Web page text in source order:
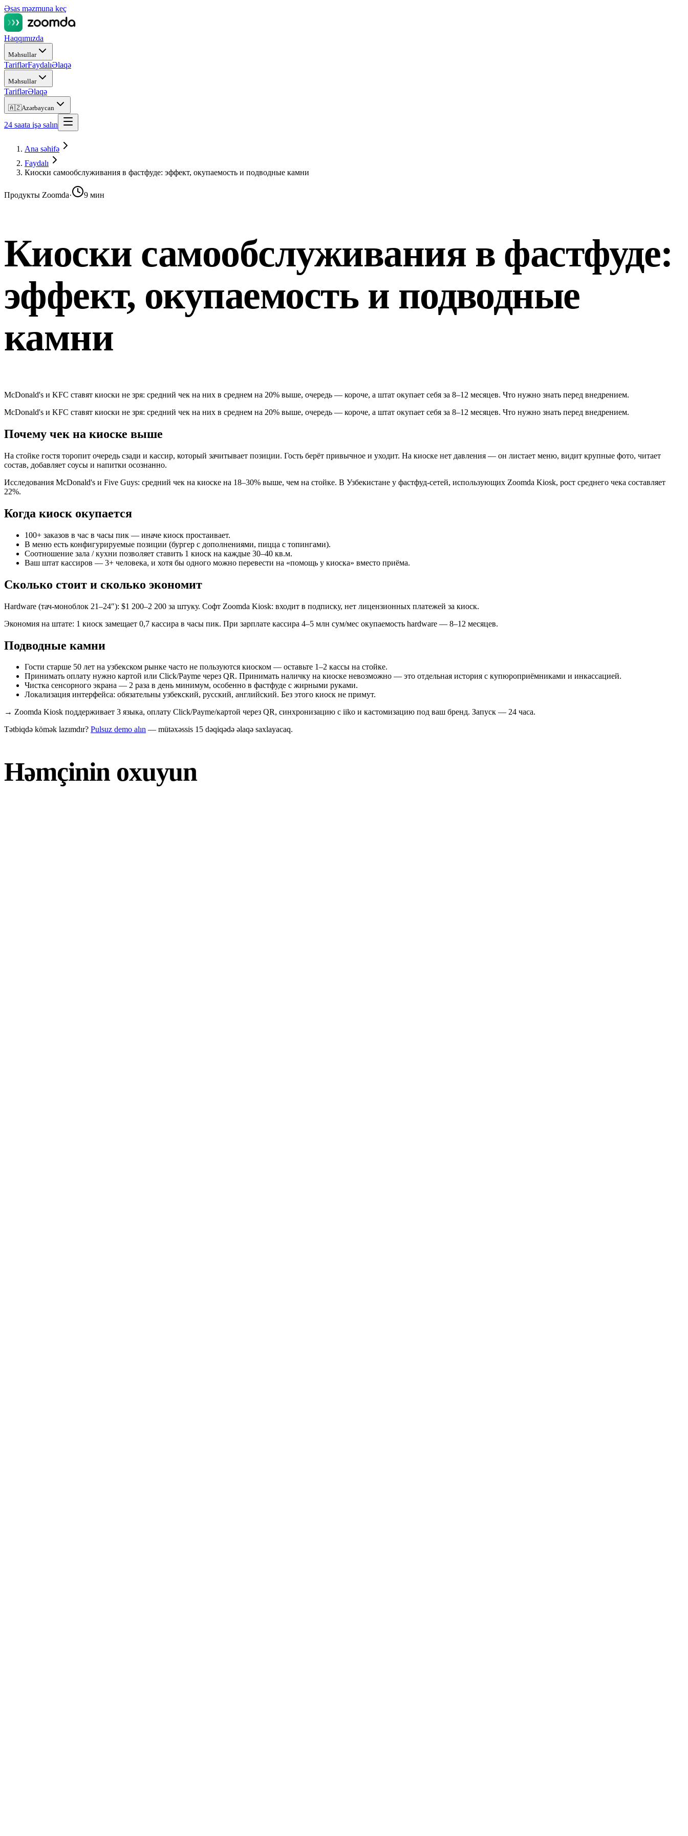
Əsas məzmuna keç
Haqqımızda
Məhsullar
TariflərFaydalıƏlaqə
Məhsullar
TariflərƏlaqə
🇦🇿Azərbaycan
24 saata işə salın
Ana səhifə
Faydalı
Киоски самообслуживания в фастфуде: эффект, окупаемость и подводные камни
Продукты Zoomda· 9 мин
Киоски самообслуживания в фастфуде:
эффект, окупаемость и подводные
камни
McDonald's и KFC ставят киоски не зря: средний чек на них в среднем на 20% выше, очередь — короче, а штат окупает себя за 8–12 месяцев. Что нужно знать перед внедрением.
McDonald's и KFC ставят киоски не зря: средний чек на них в среднем на 20% выше, очередь — короче, а штат окупает себя за 8–12 месяцев. Что нужно знать перед внедрением.
Почему чек на киоске выше
На стойке гостя торопит очередь сзади и кассир, который зачитывает позиции. Гость берёт привычное и уходит. На киоске нет давления — он листает меню, видит крупные фото, читает
состав, добавляет соусы и напитки осознанно.
Исследования McDonald's и Five Guys: средний чек на киоске на 18–30% выше, чем на стойке. В Узбекистане у фастфуд-сетей, использующих Zoomda Kiosk, рост среднего чека составляет
22%.
Когда киоск окупается
100+ заказов в час в часы пик — иначе киоск простаивает.
В меню есть конфигурируемые позиции (бургер с дополнениями, пицца с топингами).
Соотношение зала / кухни позволяет ставить 1 киоск на каждые 30–40 кв.м.
Ваш штат кассиров — 3+ человека, и хотя бы одного можно перевести на «помощь у киоска» вместо приёма.
Сколько стоит и сколько экономит
Hardware (тач-моноблок 21–24″): $1 200–2 200 за штуку. Софт Zoomda Kiosk: входит в подписку, нет лицензионных платежей за киоск.
Экономия на штате: 1 киоск замещает 0,7 кассира в часы пик. При зарплате кассира 4–5 млн сум/мес окупаемость hardware — 8–12 месяцев.
Подводные камни
Гости старше 50 лет на узбекском рынке часто не пользуются киоском — оставьте 1–2 кассы на стойке.
Принимать оплату нужно картой или Click/Payme через QR. Принимать наличку на киоске невозможно — это отдельная история с купюроприёмниками и инкассацией.
Чистка сенсорного экрана — 2 раза в день минимум, особенно в фастфуде с жирными руками.
Локализация интерфейса: обязательны узбекский, русский, английский. Без этого киоск не примут.
→ Zoomda Kiosk поддерживает 3 языка, оплату Click/Payme/картой через QR, синхронизацию с iiko и кастомизацию под ваш бренд. Запуск — 24 часа.
Tətbiqdə kömək lazımdır? Pulsuz demo alın — mütəxəssis 15 dəqiqədə əlaqə saxlayacaq.
Həmçinin oxuyun